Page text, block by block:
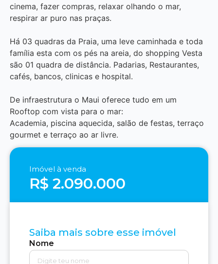
cinema, fazer compras, relaxar olhando o mar,
respirar ar puro nas praças.
Há 03 quadras da Praia, uma leve caminhada e toda
família esta com os pés na areia, do shopping Vesta
são 01 quadra de distância. Padarias, Restaurantes,
cafés, bancos, clinicas e hospital.
De infraestrutura o Maui oferece tudo em um
Rooftop com vista para o mar:
Academia, piscina aquecida, salão de festas, terraço
gourmet e terraço ao ar livre.
Imóvel à venda
R$ 2.090.000
Saiba mais sobre esse imóvel
Nome